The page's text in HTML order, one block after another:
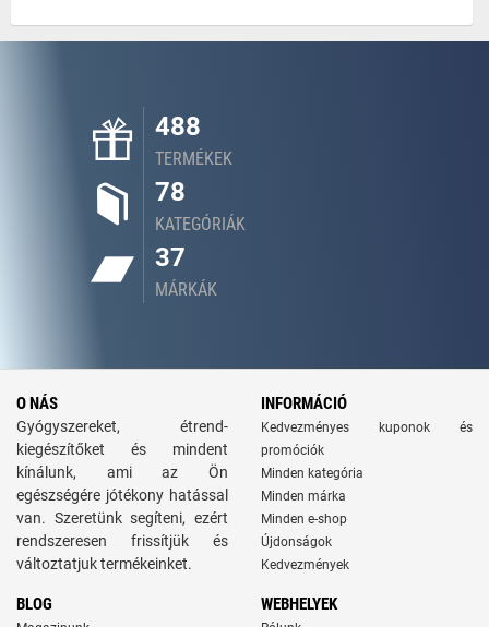
488
TERMÉKEK
78
KATEGÓRIÁK
37
MÁRKÁK
O NÁS
Gyógyszereket, étrend-
kiegészítőket és mindent
kínálunk, ami az Ön
egészségére jótékony hatással
van. Szeretünk segíteni, ezért
rendszeresen frissítjük és
változtatjuk termékeinket.
INFORMÁCIÓ
Kedvezményes kuponok és
promóciók
Minden kategória
Minden márka
Minden e-shop
Újdonságok
Kedvezmények
BLOG WEBHELYEK